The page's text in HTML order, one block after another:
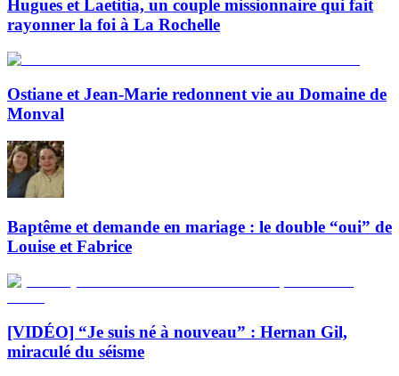
Hugues et Laetitia, un couple missionnaire qui fait
rayonner la foi à La Rochelle
Ostiane et Jean-Marie redonnent vie au Domaine de
Monval
Baptême et demande en mariage : le double “oui” de
Louise et Fabrice
[VIDÉO] “Je suis né à nouveau” : Hernan Gil,
miraculé du séisme